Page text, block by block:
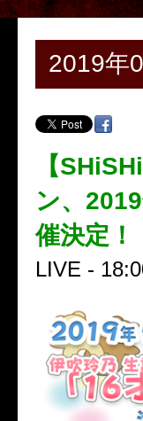
2019年
【
ン、
催決定！
LIVE -